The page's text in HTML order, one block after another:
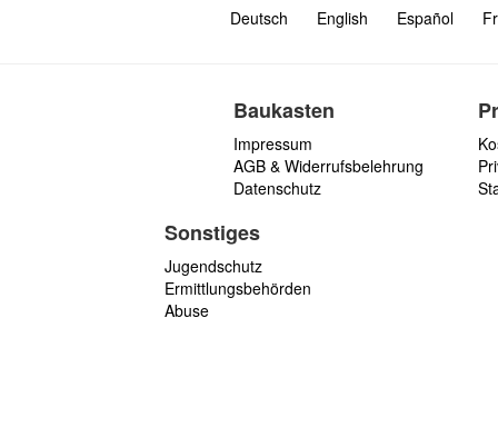
Deutsch English Español
Baukasten
Impressum
AGB & Widerrufsbelehrung
Datenschutz
Sonstiges
Jugendschutz
Ermittlungsbehörden
Abuse